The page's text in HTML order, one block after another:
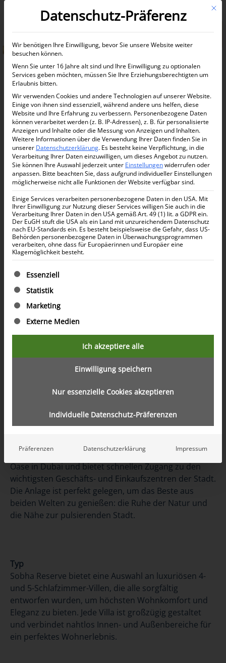
Informationen anfordern
Home/Shop/Reserve
Reserve: 4- und 5-Schlafzimmer Luxusvillen in einer grünen Oase
Reserve: 4- und 5-Schlafzimmer
Luxusvillen in einer grünen Oase
Kategorie: Reserve
Artikelnummer: #0007
Sobha Reserve ist eine exquisite Wohnanlage, die
Luxus und Natur in perfekter Harmonie verbindet.
Diese außergewöhnlichen Villen bieten ein
unvergleichliches Wohnerlebnis im Herzen Dubais.
Umgeben von weitläufigen Grünflächen und
exklusiven Annehmlichkeiten, ist Sobha Reserve der
ideale Rückzugsort für all jene, die nach einer ruhigen,
Sobha Reserve liegt in einer grünen und friedlichen
Oase in Dubai und bietet schnellen Zugang zu den
wichtigsten Geschäfts- und Einkaufszentren der Stadt.
Die Anlage ist perfekt gelegen, um das Beste aus
beiden Welten zu genießen: die Ruhe der Natur und
die Nähe zur pulsierenden Stadt.
Typ
Sobha Reserve bietet eine Auswahl an luxuriösen 4-
und 5-Schlafzimmer-Villen, die alle sorgfältig
entworfen wurden, um höchsten Wohnkomfort und
Eleganz zu bieten. Jede Villa ist großzügig gestaltet
und verbindet nahtlos Innen- und Außenbereiche für
ein perfektes Wohnerlebnis.
Mit
Datenschutz-Präferenz
Wir benötigen Ihre Einwilligung, bevor Sie unsere Website weiter
besuchen können.
Wenn Sie unter 16 Jahre alt sind und Ihre Einwilligung zu optionalen
Services geben möchten, müssen Sie Ihre Erziehungsberechtigten um
Erlaubnis bitten.
Wir verwenden Cookies und andere Technologien auf unserer Website.
Einige von ihnen sind essenziell, während andere uns helfen, diese
Website und Ihre Erfahrung zu verbessern. Personenbezogene Daten
können verarbeitet werden (z. B. IP-Adressen), z. B. für personalisierte
Anzeigen und Inhalte oder die Messung von Anzeigen und Inhalten.
Weitere Informationen über die Verwendung Ihrer Daten finden Sie in
unserer Datenschutzerklärung. Es besteht keine Verpflichtung, in die
Verarbeitung Ihrer Daten einzuwilligen, um dieses Angebot zu nutzen.
Sie können Ihre Auswahl jederzeit unter Einstellungenwiderrufen oder
anpassen. Bitte beachten Sie, dass aufgrund individueller Einstellungen
möglicherweise nicht alle Funktionen der Website verfügbar sind.
Einige Services verarbeiten personenbezogene Daten in den USA. Mit
Ihrer Einwilligung zur Nutzung dieser Services willigen Sie auch in die
Verarbeitung Ihrer Daten in den USA gemäß Art. 49 (1) lit. a GDPR ein.
Der EuGH stuft die USA als ein Land mit unzureichendem Datenschutz
nach EU-Standards ein. Es besteht beispielsweise die Gefahr, dass US-
Behörden personenbezogene Daten in Überwachungsprogrammen
verarbeiten, ohne dass für Europäerinnen und Europäer eine
Klagemöglichkeit besteht.
Es folgt eine Liste der Service-Gruppen, für die eine
Essenziell
Statistik
Marketing
Externe Medien
Ich akzeptiere alle
Einwilligung speichern
Nur essenzielle Cookies akzeptieren
Individuelle Datenschutz-Präferenzen
Präferenzen Datenschutzerklärung Impressum